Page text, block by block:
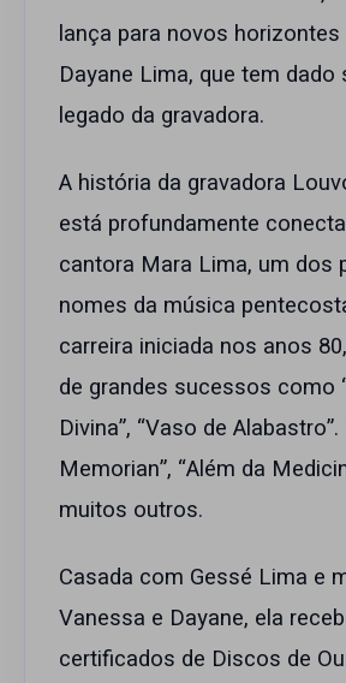
lança para novos
Dayane Lima, que tem dado
legado da gravadora.
A história da gravadora
está profundamente
cantora Mara Lima, um dos
nomes da música
carreira iniciada nos anos
de grandes sucessos como
Divina”, “Vaso de Alabastro”.
Memorian”, “Além da
muitos outros.
Casada com Gessé Lima e
Vanessa e Dayane, ela
certificados de Discos de